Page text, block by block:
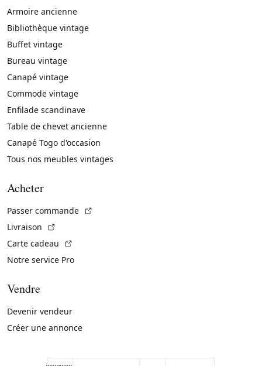
Armoire ancienne
Bibliothèque vintage
Buffet vintage
Bureau vintage
Canapé vintage
Commode vintage
Enfilade scandinave
Table de chevet ancienne
Canapé Togo d'occasion
Tous nos meubles vintages
Acheter
Passer commande
Livraison
Carte cadeau
Notre service Pro
Vendre
Devenir vendeur
Créer une annonce